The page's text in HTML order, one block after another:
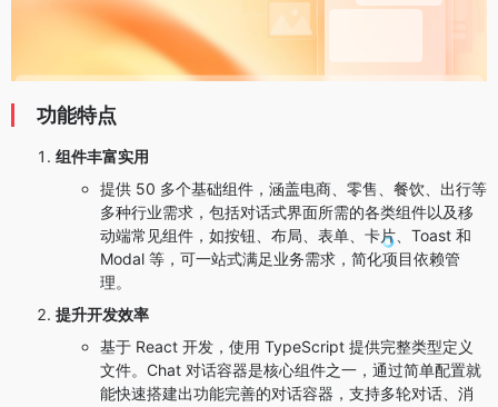
功能特点
组件丰富实用
提供 50 多个基础组件，涵盖电商、零售、餐饮、出行等
多种行业需求，包括对话式界面所需的各类组件以及移
动端常见组件，如按钮、布局、表单、卡片、Toast 和
Modal 等，可一站式满足业务需求，简化项目依赖管
理。
提升开发效率
基于 React 开发，使用 TypeScript 提供完整类型定义
文件。Chat 对话容器是核心组件之一，通过简单配置就
能快速搭建出功能完善的对话容器，支持多轮对话、消